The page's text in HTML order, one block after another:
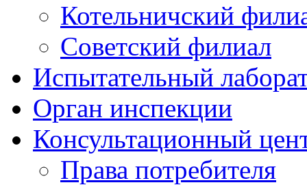
Котельничский
Советский филиал
Испытательный
Орган инспекции
Консультационный
Права потребителя